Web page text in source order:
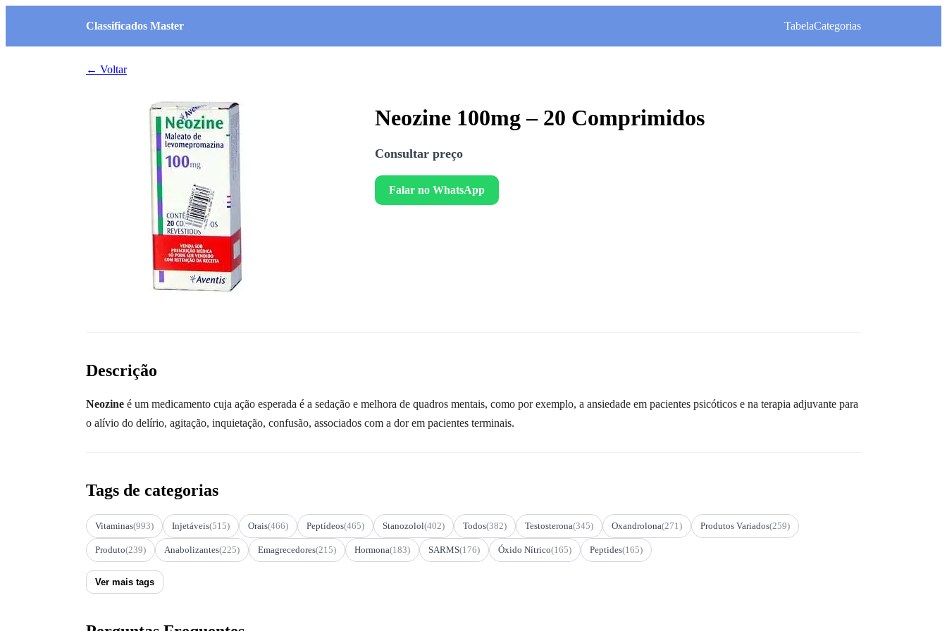
Classificados Master TabelaCategorias
← Voltar
Neozine 100mg – 20 Comprimidos
Consultar preço
Falar no WhatsApp
Descrição
Neozine é um medicamento cuja ação esperada é a sedação e melhora de quadros mentais, como por exemplo, a ansiedade em pacientes psicóticos e na terapia adjuvante para
o alívio do delírio, agitação, inquietação, confusão, associados com a dor em pacientes terminais.
Tags de categorias
Vitaminas(993) Injetáveis(515) Orais(466) Peptídeos(465) Stanozolol(402) Todos(382) Testosterona(345) Oxandrolona(271) Produtos Variados(259)
Produto(239) Anabolizantes(225) Emagrecedores(215) Hormona(183) SARMS(176) Óxido Nítrico(165) Peptides(165)
Ver mais tags